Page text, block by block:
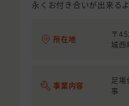
永くお付き合いが出来る
所在地
〒
城西
事業内容
足
事